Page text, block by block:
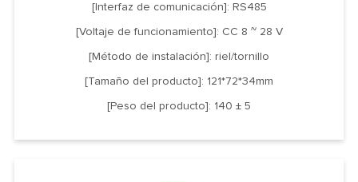
[Interfaz de comunicación]: RS485
[Voltaje de funcionamiento]: CC 8 ~ 28 V
[Método de instalación]: riel/tornillo
[Tamaño del producto]: 121*72*34mm
[Peso del producto]: 140 ± 5